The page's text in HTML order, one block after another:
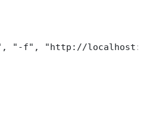
"-f", "http://